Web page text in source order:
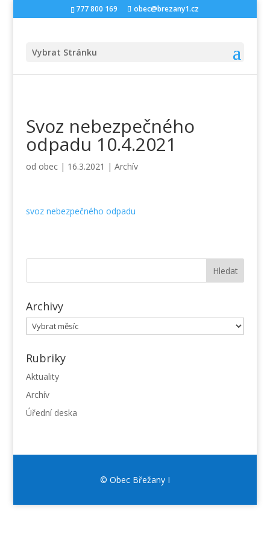
777 800 169 obec@brezany1.cz
Vybrat Stránku
Svoz nebezpečného
odpadu 10.4.2021
od obec| 16.3.2021 | Archív
svoz nebezpečného odpadu
Archivy
Archivy
Rubriky
Aktuality
Archív
Úřední deska
© Obec Břežany I